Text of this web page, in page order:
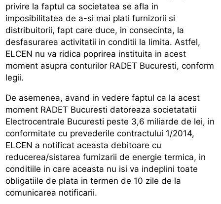
privire la faptul ca societatea se afla in
imposibilitatea de a-si mai plati furnizorii si
distribuitorii, fapt care duce, in consecinta, la
desfasurarea activitatii in conditii la limita. Astfel,
ELCEN nu va ridica poprirea instituita in acest
moment asupra conturilor RADET Bucuresti, conform
legii.
De asemenea, avand in vedere faptul ca la acest
moment RADET Bucuresti datoreaza societatatii
Electrocentrale Bucuresti peste 3,6 miliarde de lei, in
conformitate cu prevederile contractului 1/2014,
ELCEN a notificat aceasta debitoare cu
reducerea/sistarea furnizarii de energie termica, in
conditiile in care aceasta nu isi va indeplini toate
obligatiile de plata in termen de 10 zile de la
comunicarea notificarii.